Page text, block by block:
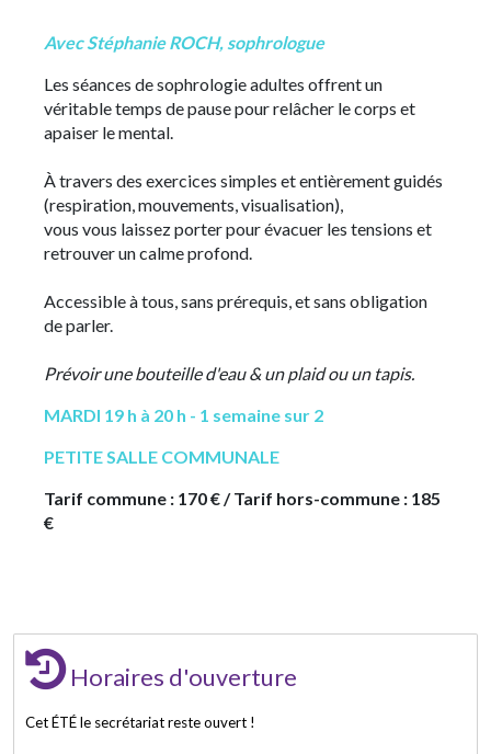
Avec Stéphanie ROCH, sophrologue
Les séances de sophrologie adultes offrent un
véritable temps de pause pour relâcher le corps et
apaiser le mental.
À travers des exercices simples et entièrement guidés
(respiration, mouvements, visualisation),
vous vous laissez porter pour évacuer les tensions et
retrouver un calme profond.
Accessible à tous, sans prérequis, et sans obligation
de parler.
Prévoir une bouteille d'eau & un plaid ou un tapis.
MARDI 19 h à 20 h - 1 semaine sur 2
PETITE SALLE COMMUNALE
Tarif commune : 170 € / Tarif hors-commune : 185
€
Horaires d'ouverture
Cet ÉTÉ le secrétariat reste ouvert !